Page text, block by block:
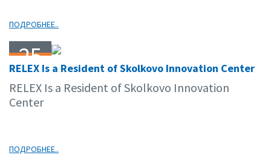
ПОДРОБНЕЕ..
25
02.13
RELEX Is a Resident of Skolkovo Innovation Center
RELEX Is a Resident of Skolkovo Innovation
Center
ПОДРОБНЕЕ..